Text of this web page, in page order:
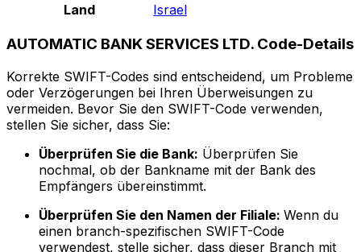
Land
Israel
AUTOMATIC BANK SERVICES LTD. Code-Details
Korrekte SWIFT-Codes sind entscheidend, um Probleme
oder Verzögerungen bei Ihren Überweisungen zu
vermeiden. Bevor Sie den SWIFT-Code verwenden,
stellen Sie sicher, dass Sie:
Überprüfen Sie die Bank: Überprüfen Sie
nochmal, ob der Bankname mit der Bank des
Empfängers übereinstimmt.
Überprüfen Sie den Namen der Filiale: Wenn du
einen branch-spezifischen SWIFT-Code
verwendest, stelle sicher, dass dieser Branch mit